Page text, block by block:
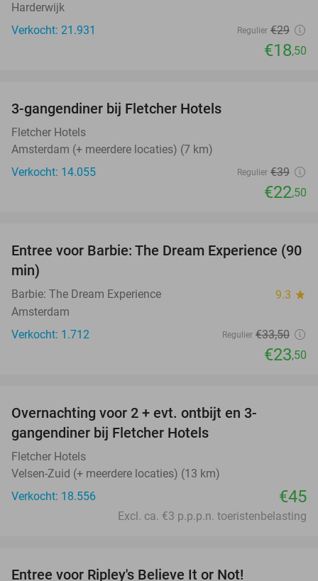
Harderwijk
Verkocht: 21.931
Regulier €29
€18,50
3-gangendiner bij Fletcher Hotels
Fletcher Hotels
Amsterdam (+ meerdere locaties) (7 km)
Verkocht: 14.055
Regulier €39
€22,50
30%
Entree voor Barbie: The Dream Experience (90
min)
Barbie: The Dream Experience 9.3 star
Amsterdam
Verkocht: 1.712
Regulier €33,50
€23,50
Overnachting voor 2 + evt. ontbijt en 3-
gangendiner bij Fletcher Hotels
Fletcher Hotels
Velsen-Zuid (+ meerdere locaties) (13 km)
Verkocht: 18.556
€45
Excl. ca. €3 p.p.p.n. toeristenbelasting
Entree voor Ripley's Believe It or Not!